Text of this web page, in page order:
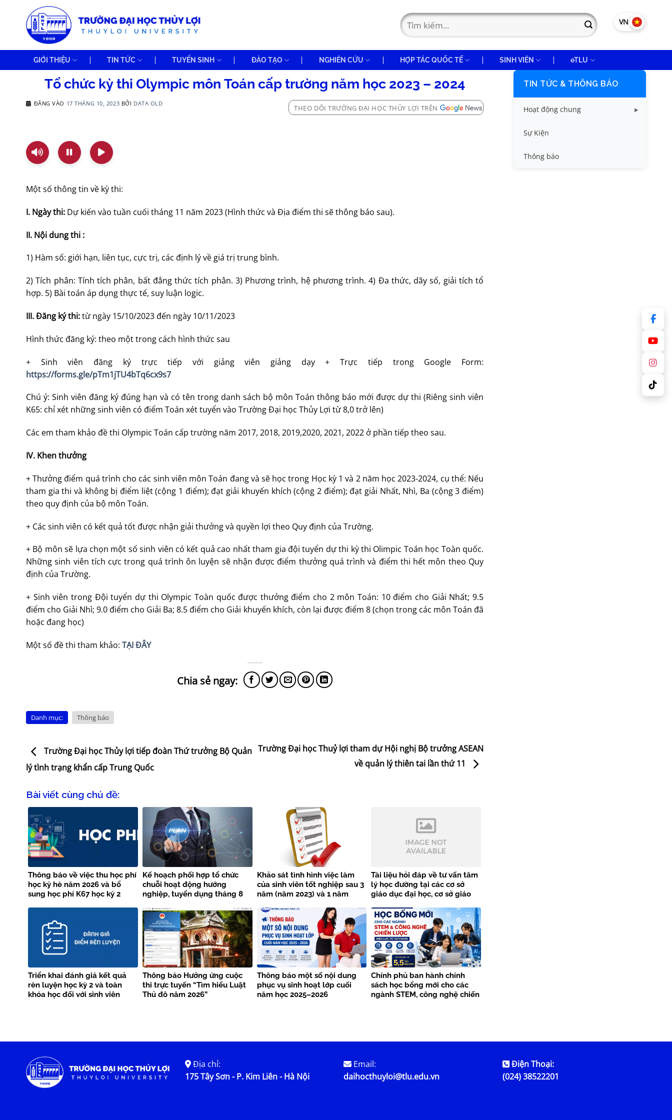
VN EN
GIỚI THIỆU TIN TỨC TUYỂN SINH ĐÀO TẠO NGHIÊN CỨU HỢP TÁC QUỐC TẾ SINH VIÊN eTLU
Tổ chức kỳ thi Olympic môn Toán cấp trường năm học 2023 – 2024
ĐĂNG VÀO 17 THÁNG 10, 2023 BỞI DATA OLD
THEO DÕI TRƯỜNG ĐẠI HỌC THỦY LỢI TRÊN
Một số thông tin về kỳ thi:
I. Ngày thi: Dự kiến vào tuần cuối tháng 11 năm 2023 (Hình thức và Địa điểm thi sẽ thông báo sau).
II. Nội dung thi :
1) Hàm số: giới hạn, liên tục, cực trị, các định lý về giá trị trung bình.
2) Tích phân: Tính tích phân, bất đẳng thức tích phân. 3) Phương trình, hệ phương trình. 4) Đa thức, dãy số, giải tích tổ
hợp. 5) Bài toán áp dụng thực tế, suy luận logic.
III. Đăng ký thi:từ ngày 15/10/2023 đến ngày 10/11/2023
Hình thức đăng ký: theo một trong cách hình thức sau
+ Sinh viên đăng ký trực tiếp với giảng viên giảng dạy + Trực tiếp trong Google Form:
https://forms.gle/pTm1jTU4bTq6cx9s7
Chú ý: Sinh viên đăng ký đúng hạn và có tên trong danh sách bộ môn Toán thông báo mới được dự thi (Riêng sinh viên
K65: chỉ xét những sinh viên có điểm Toán xét tuyển vào Trường Đại học Thủy Lợi từ 8,0 trở lên)
Các em tham khảo đề thi Olympic Toán cấp trường năm 2017, 2018, 2019,2020, 2021, 2022 ở phần tiếp theo sau.
IV. Khen thưởng
+ Thưởng điểm quá trình cho các sinh viên môn Toán đang và sẽ học trong Học kỳ 1 và 2 năm học 2023-2024, cụ thể: Nếu
tham gia thi và không bị điểm liệt (cộng 1 điểm); đạt giải khuyến khích (cộng 2 điểm); đạt giải Nhất, Nhì, Ba (cộng 3 điểm)
theo quy định của bộ môn Toán.
+ Các sinh viên có kết quả tốt được nhận giải thưởng và quyền lợi theo Quy định của Trường.
+ Bộ môn sẽ lựa chọn một số sinh viên có kết quả cao nhất tham gia đội tuyển dự thi kỳ thi Olimpic Toán học Toàn quốc.
Những sinh viên tích cực trong quá trình ôn luyện sẽ nhận được điểm thưởng quá trình và điểm thi hết môn theo Quy
định của Trường.
+ Sinh viên trong Đội tuyển dự thi Olympic Toàn quốc được thưởng điểm cho 2 môn Toán: 10 điểm cho Giải Nhất; 9.5
điểm cho Giải Nhì; 9.0 điểm cho Giải Ba; 8.5 điểm cho Giải khuyến khích, còn lại được điểm 8 (chọn trong các môn Toán đã
hoặc đang học)
Một số đề thi tham khảo: TẠI ĐÂY
Danh mục: Thông báo
Trường Đại học Thủy lợi tiếp đoàn Thứ trưởng Bộ Quản
lý tình trạng khẩn cấp Trung Quốc
Trường Đại học Thuỷ lợi tham dự Hội nghị Bộ trưởng ASEAN
về quản lý thiên tai lần thứ 11
Bài viết cùng chủ đề:
Thông báo về việc thu học phí
học kỳ hè năm 2026 và bổ
sung học phí K67 học kỳ 2
Kế hoạch phối hợp tổ chức
chuỗi hoạt động hướng
nghiệp, tuyển dụng tháng 8
Thủy lợi và Vieclam24h
Khảo sát tình hình việc làm
của sinh viên tốt nghiệp sau 3
năm (năm 2023) và 1 năm
Tài liệu hỏi đáp về tư vấn tâm
lý học đường tại các cơ sở
giáo dục đại học, cơ sở giáo
Triển khai đánh giá kết quả
rèn luyện học kỳ 2 và toàn
khóa học đối với sinh viên
Thông báo Hưởng ứng cuộc
thi trực tuyến “Tìm hiểu Luật
Thủ đô năm 2026”
Thông báo một số nội dung
phục vụ sinh hoạt lớp cuối
năm học 2025–2026
Chính phủ ban hành chính
sách học bổng mới cho các
ngành STEM, công nghệ chiến
TIN TỨC & THÔNG BÁO
Hoạt động chung
Tin công tác sinh viên
Tin đào tạo
Sự Kiện
Thông báo
Địa chỉ:
175 Tây Sơn - P. Kim Liên - Hà Nội
Email:
daihocthuyloi@tlu.edu.vn
Điện Thoại:
(024) 38522201